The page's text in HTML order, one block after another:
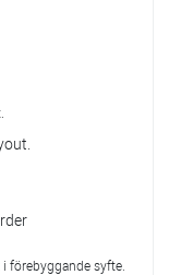
förebyggande syfte.